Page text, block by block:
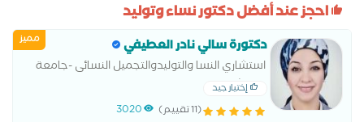
احجز عند أفضل دكتور نساء وتوليد
مميز دكتورة سالي نادر العطيفي
استشاري النسا والتوليدوالتجميل النسائى -جامعة
عين شمس
إختيار جيد
(11 تقييم) 3020